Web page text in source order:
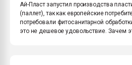
Ай-Пласт запустил производства
(паллет), так как европейские
потребовали фитосанитарной
это не дешевое удовольствие. Зачем